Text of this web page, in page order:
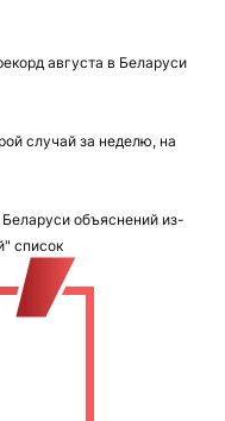
августа в Беларуси
случай за неделю, на
объяснений из-
список